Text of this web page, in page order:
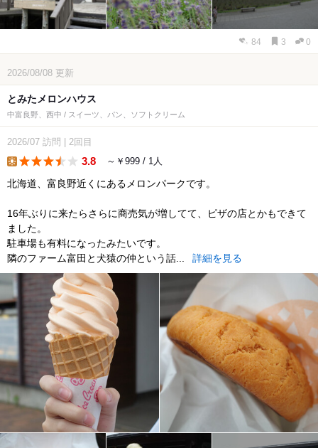
84 3 0
2026/08/08 更新
とみたメロンハウス
中富良野、西中 / スイーツ、パン、ソフトクリーム
2026/07 訪問 2回目
3.8 ～￥999 / 1人
北海道、富良野近くにあるメロンパークです。
16年ぶりに来たらさらに商売気が増してて、ピザの店とかもできて
ました。
駐車場も有料になったみたいです。
隣のファーム富田と犬猿の仲という話...
詳細を見る